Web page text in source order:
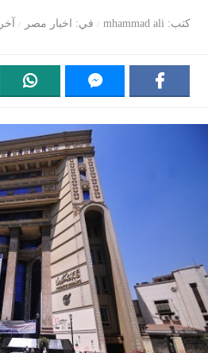
كتب mhammad ali في اخبار مصر